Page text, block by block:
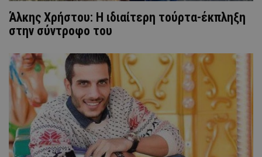
Άλκης Χρήστου: Η ιδιαίτερη τούρτα-έκπληξη
στην σύντροφο του